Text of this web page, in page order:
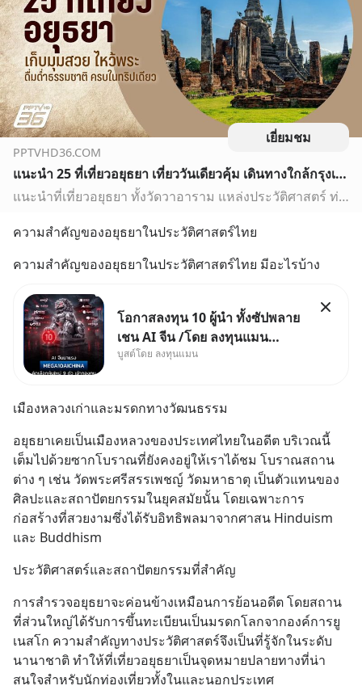
เยี่ยมชม
PPTVHD36.COM
แนะนำ 25 ที่เที่ยวอยุธยา เที่ยววันเดียวคุ้ม เดินทางใกล้กรุงเทพ
แนะนำที่เที่ยวอยุธยา ทั้งวัดวาอาราม แหล่งประวัติศาสตร์ ท่องเที่ยวธรรมชาติ และพิพิธภัณฑ์ที่น่าสนใจ ใกล้กรุงเทพ พร้อมพิกัด ครบจบได้ทุกสไตล์การท่องเที่ยว
ความสำคัญของอยุธยาในประวัติศาสตร์ไทย
ความสำคัญของอยุธยาในประวัติศาสตร์ไทย มีอะไรบ้าง
โอกาสลงทุน 10 ผู้นำ ทั้งซัปพลาย
เชน AI จีน /โดย ลงทุนแมน
✅ลงทุนตรง คัด 10 ผู้นำเน้น ๆ ใน
ผู้นำ AI จีน ตั้งแต่โรงงานผลิตชิป
หน่วยความจำ โมเดล
บูสต์โดย ลงทุนแมน
เมืองหลวงเก่าและมรดกทางวัฒนธรรม
อยุธยาเคยเป็นเมืองหลวงของประเทศไทยในอดีต บริเวณนี้
เต็มไปด้วยซากโบราณที่ยังคงอยู่ให้เราได้ชม โบราณสถาน
ต่าง ๆ เช่น วัดพระศรีสรรเพชญ์ วัดมหาธาตุ เป็นตัวแทนของ
ศิลปะและสถาปัตยกรรมในยุคสมัยนั้น โดยเฉพาะการ
ก่อสร้างที่สวยงามซึ่งได้รับอิทธิพลมาจากศาสน Hinduism
และ Buddhism
ประวัติศาสตร์และสถาปัตยกรรมที่สำคัญ
การสำรวจอยุธยาจะค่อนข้างเหมือนการย้อนอดีต โดยสถาน
ที่ส่วนใหญ่ได้รับการขึ้นทะเบียนเป็นมรดกโลกจากองค์การยู
เนสโก ความสำคัญทางประวัติศาสตร์จึงเป็นที่รู้จักในระดับ
นานาชาติ ทำให้ที่เที่ยวอยุธยาเป็นจุดหมายปลายทางที่น่า
สนใจสำหรับนักท่องเที่ยวทั้งในและนอกประเทศ